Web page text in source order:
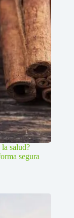
salud?
segura